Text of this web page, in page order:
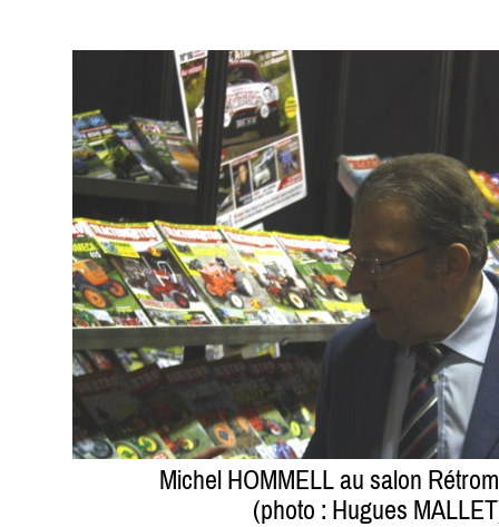
Michel HOMMELL au salon
(photo : Hugues